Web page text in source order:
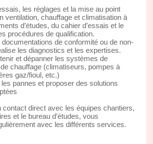
les réglages et la mise au point
ventilation, chauffage et climatisation à
d’études, du cahier d’essais et le
procédures de qualification.
de conformité ou de non-
les diagnostics et les expertises.
et dépanner les systèmes de
chauffage (climatiseurs, pompes à
gaz/fioul, etc.)
pannes et proposer des solutions
contact direct avec les équipes chantiers,
et le bureau d’études, vous
avec les différents services.